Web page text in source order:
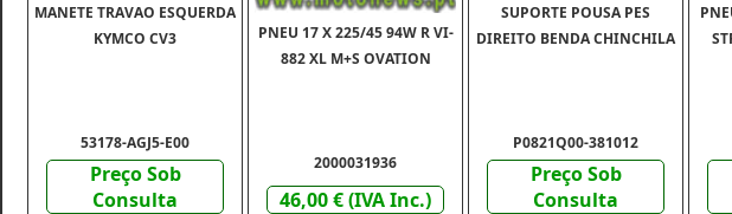
MANETE TRAVAO ESQUERDA
KYMCO CV3
53178-AGJ5-E00
Preço Sob
Consulta
PNEU 17 X 225/45 94W R VI-
882 XL M+S OVATION
2000031936
46,00 € (IVA Inc.)
SUPORTE POUSA PES
DIREITO BENDA CHINCHILA
P0821Q00-381012
Preço Sob
Consulta